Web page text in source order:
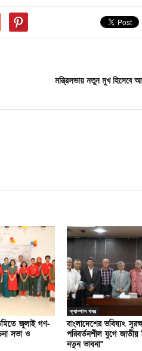
মন্ত্রিসভায় নতুন মুখ হিসেবে
জুলাই গণ-
সভা ও
ক্যাম্পাস খবর
বাংলাদেশের ভবিষ্যৎ
পরিবর্তনশীল যুগে জাতীয়
নতুন ভাবনা”